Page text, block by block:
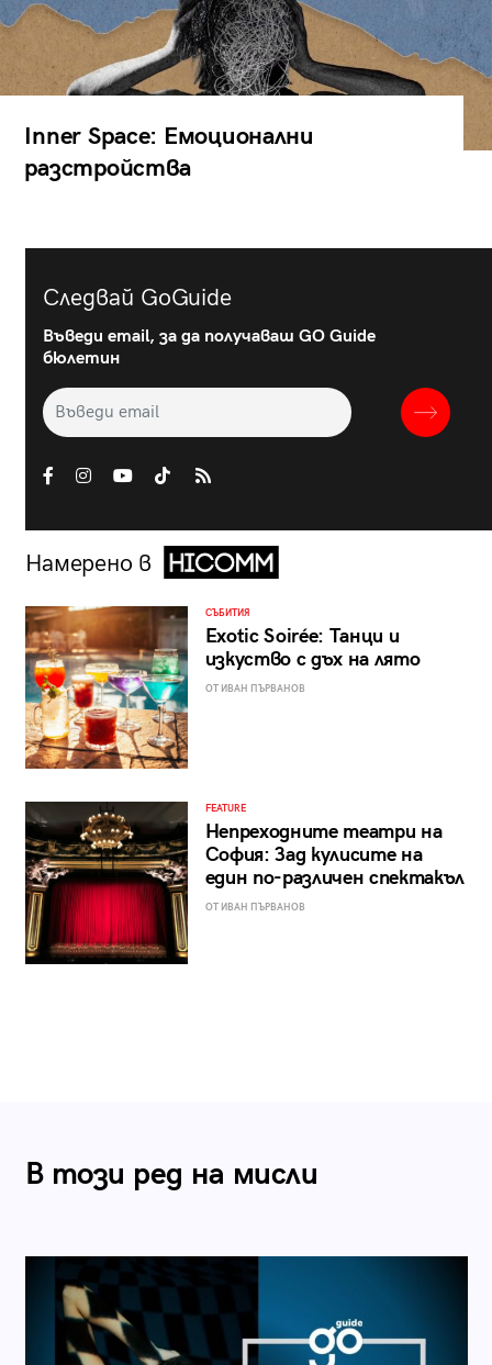
Inner Space: Емоционални
разстройства
Следвай GoGuide
Въведи email, за да получаваш GO Guide
бюлетин
Намерено в
СЪБИТИЯ
Exotic Soirée: Танци и
изкуство с дъх на лято
ОТ ИВАН ПЪРВАНОВ
FEATURE
Непреходните театри на
София: Зад кулисите на
един по-различен спектакъл
ОТ ИВАН ПЪРВАНОВ
В този ред на мисли